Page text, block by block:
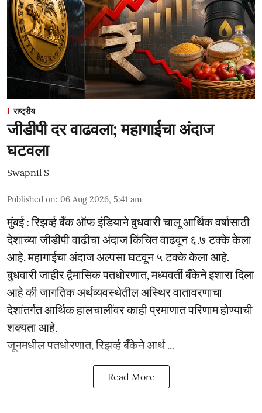
राष्ट्रीय
जीडीपी दर वाढवला; महागाईचा अंदाज
घटवला
Swapnil S
Published on: 06 Aug 2026, 5:41 am
मुंबई : रिझर्व्ह बँक ऑफ इंडियाने बुधवारी चालू आर्थिक वर्षासाठी
देशाच्या जीडीपी वाढीचा अंदाज किंचित वाढवून ६.७ टक्के केला
आहे. महागाईचा अंदाज अल्पसा घटवून ५ टक्के केला आहे.
बुधवारी जाहीर द्वैमासिक पतधोरणात, मध्यवर्ती बँकेने इशारा दिला
आहे की जागतिक अर्थव्यवस्थेतील अस्थिर वातावरणाचा
देशांतर्गत आर्थिक हालचालींवर काही प्रमाणात परिणाम होण्याची
शक्यता आहे.
जूनमधील पतधोरणात, रिझर्व्ह बँकेने आर्थ ...
Read More